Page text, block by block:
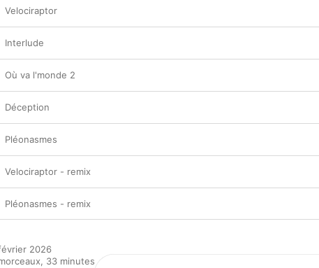
Velociraptor
Interlude
Où va l'monde 2
Déception
Pléonasmes
Velociraptor - remix
Pléonasmes - remix
2026
33 minutes